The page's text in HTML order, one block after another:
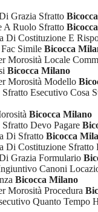
Grazia Sfratto
A Ruolo Sfratto
Di Costituzione E
Simile Bicocca
Morosità Locale
Bicocca Milano
Morosità Modello
Esecutivo Cosa
Bicocca Milano
Devo Pagare
Di Sfratto Bicocca
Di Costituzione Sfratto
Grazia Formulario
Canoni
Bicocca Milano
Morosità Procedura
Quanto Tempo